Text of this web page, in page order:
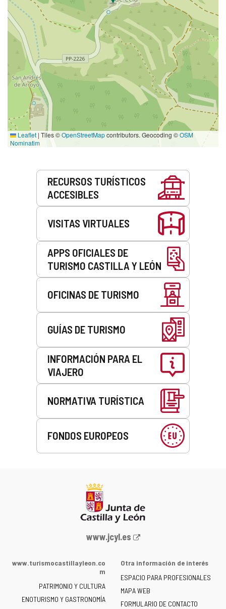
Leaflet | Tiles ©OpenStreetMapcontributors. Geocoding ©OSM
Nominatim
RECURSOS TURÍSTICOS
ACCESIBLES
VISITAS VIRTUALES
APPS OFICIALES DE
TURISMO CASTILLA Y LEÓN
OFICINAS DE TURISMO
GUÍAS DE TURISMO
INFORMACIÓN PARA EL
VIAJERO
NORMATIVA TURÍSTICA
FONDOS EUROPEOS
Portal
la
de
Castilla
www.jcyl.es
www.turismocastillayleon.co
m
PATRIMONIO Y CULTURA
ENOTURISMO Y GASTRONOMÍA
Otra información de interés
ESPACIO PARA PROFESIONALES
MAPA WEB
FORMULARIO DE CONTACTO